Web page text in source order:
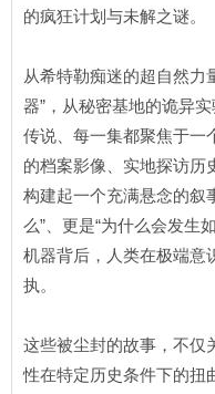
的疯狂计划与未解之谜。
从希特勒痴迷的超自然力
器”，从秘密基地的诡异
传说、每一集都聚焦于一
的档案影像、实地探访历
构建起一个充满悬念的叙
么”、更是“为什么会发生
机器背后，人类在极端意
执。
这些被尘封的故事，不仅
性在特定历史条件下的扭